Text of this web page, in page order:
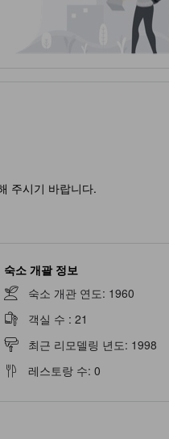
주시기 바랍니다.
숙소 개괄 정보
숙소 개관 연도: 1960
객실 수 :21
최근 리모델링 년도: 1998
레스토랑 수:0